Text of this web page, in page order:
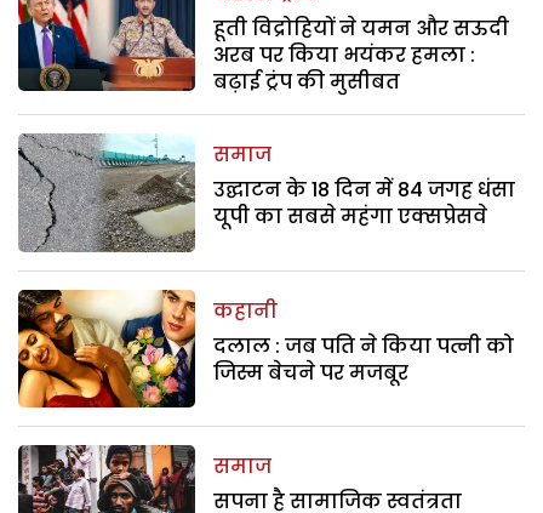
हूती विद्रोहियों ने यमन और सऊदी
अरब पर किया भयंकर हमला :
बढ़ाई ट्रंप की मुसीबत
समाज
उद्घाटन के 18 दिन में 84 जगह धंसा
यूपी का सबसे महंगा एक्सप्रेसवे
कहानी
दलाल : जब पति ने किया पत्नी को
जिस्म बेचने पर मजबूर
समाज
सपना है सामाजिक स्वतंत्रता